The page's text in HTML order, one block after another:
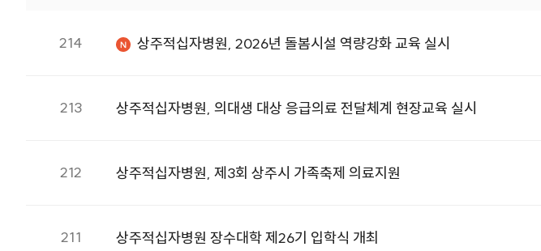
214 상주적십자병원, 2026년 돌봄시설 역량강화 교육 실시
213 상주적십자병원, 의대생 대상 응급의료 전달체계 현장교육 실시
212 상주적십자병원, 제3회 상주시 가족축제 의료지원
211 상주적십자병원 장수대학 제26기 입학식 개최